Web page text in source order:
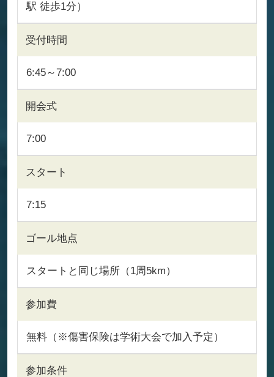
駅 徒歩1分）
受付時間
6:45～7:00
開会式
7:00
スタート
7:15
ゴール地点
スタートと同じ場所（1周5km）
参加費
無料（※傷害保険は学術大会で加入予定）
参加条件